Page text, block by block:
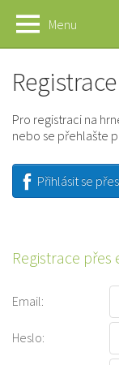
Menu
Pro registraci na
nebo se přehlašte
Přihlásit se
Registrace přes
Email:
Heslo: